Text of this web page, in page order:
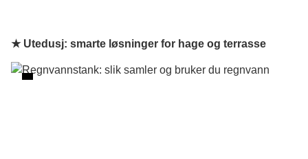
★ Utedusj: smarte løsninger for hage og terrasse